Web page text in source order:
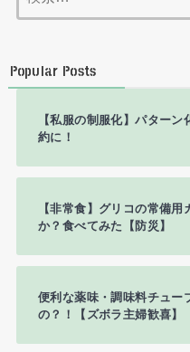
Popular Posts
【私服の制服化】パター
約に！
【非常食】グリコの常備
か？食べてみた【防災】
便利な薬味・調味料チュー
の？！【ズボラ主婦歓喜】